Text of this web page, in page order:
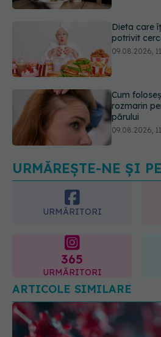
Cum
rozmarin
Ce este
să-l facă.
URMĂREȘTE-NE ȘI
URMĂRITORI
365
URMĂRITORI
ARTICOLE SIMILARE